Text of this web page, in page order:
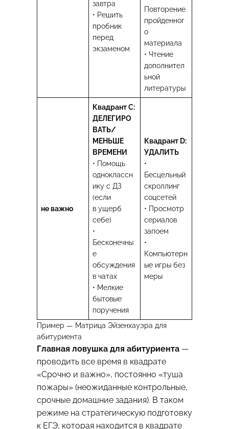
завтра
• Решить
пробник
перед
экзаменом
Повторение
пройденног
о
материала
• Чтение
дополнител
ьной
литературы
не важно
Квадрант C:
ДЕЛЕГИРО
ВАТЬ/
МЕНЬШЕ
ВРЕМЕНИ
• Помощь
одноклассн
ику с ДЗ
(если
в ущерб
себе)
•
Бесконечны
е
обсуждения
в чатах
• Мелкие
бытовые
поручения
Квадрант D:
УДАЛИТЬ
•
Бесцельный
скроллинг
соцсетей
• Просмотр
сериалов
запоем
•
Компьютерн
ые игры без
меры
Пример — Матрица Эйзенхауэра для
абитуриента
Главная ловушка для абитуриента—
проводить все время в квадрате
«Срочно и важно», постоянно «туша
пожары» (неожиданные контрольные,
срочные домашние задания). В таком
режиме на стратегическую подготовку
к ЕГЭ, которая находится в квадрате